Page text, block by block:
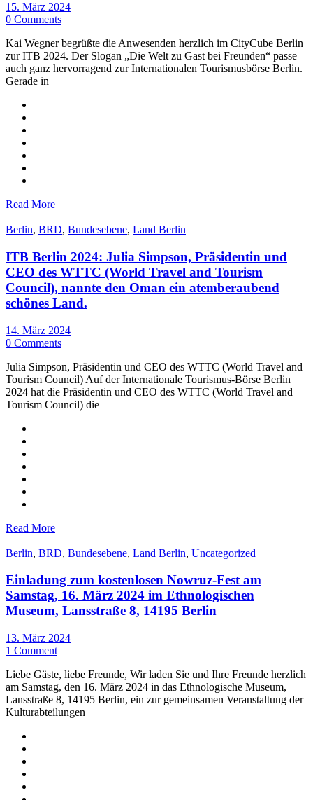
15. März 2024
0 Comments
Kai Wegner begrüßte die Anwesenden herzlich im CityCube Berlin
zur ITB 2024. Der Slogan „Die Welt zu Gast bei Freunden“ passe
auch ganz hervorragend zur Internationalen Tourismusbörse Berlin.
Gerade in
Read More
Berlin, BRD, Bundesebene, Land Berlin
ITB Berlin 2024: Julia Simpson, Präsidentin und
CEO des WTTC (World Travel and Tourism
Council), nannte den Oman ein atemberaubend
schönes Land.
14. März 2024
0 Comments
Julia Simpson, Präsidentin und CEO des WTTC (World Travel and
Tourism Council) Auf der Internationale Tourismus-Börse Berlin
2024 hat die Präsidentin und CEO des WTTC (World Travel and
Tourism Council) die
Read More
Berlin, BRD, Bundesebene, Land Berlin, Uncategorized
Einladung zum kostenlosen Nowruz-Fest am
Samstag, 16. März 2024 im Ethnologischen
Museum, Lansstraße 8, 14195 Berlin
13. März 2024
1 Comment
Liebe Gäste, liebe Freunde, Wir laden Sie und Ihre Freunde herzlich
am Samstag, den 16. März 2024 in das Ethnologische Museum,
Lansstraße 8, 14195 Berlin, ein zur gemeinsamen Veranstaltung der
Kulturabteilungen